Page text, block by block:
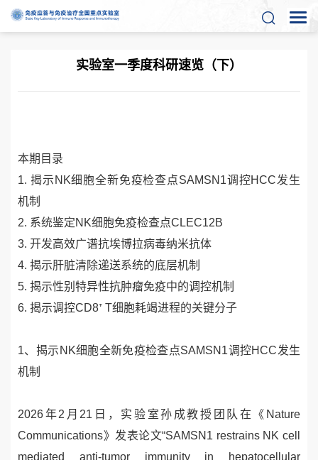
实验室一季度科研速览（下）
本期目录
1. 揭示 NK细胞全新免疫检查点SAMSN1调控HCC发生
机制
2. 系统鉴定NK细胞免疫检查点CLEC12B
3. 开发高效广谱抗埃博拉病毒纳米抗体
4. 揭示肝脏清除递送系统的底层机制
5. 揭示性别特异性抗肿瘤免疫中的调控机制
6. 揭示调控CD8⁺ T细胞耗竭进程的关键分子
1、 揭示 NK细胞全新免疫检查点SAMSN1调控HCC发生
机制
2026年2 月 21 日，实验室孙成教授团队在《 Nature
Communications》发表论文“SAMSN1 restrains NK cell
mediated anti-tumor immunity in hepatocellular